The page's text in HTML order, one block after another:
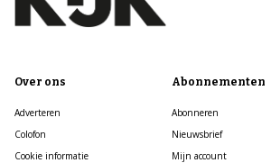
Over ons
Adverteren
Colofon
Cookie informatie
Abonnementen
Abonneren
Nieuwsbrief
Mijn account